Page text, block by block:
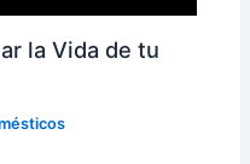
la Vida de tu